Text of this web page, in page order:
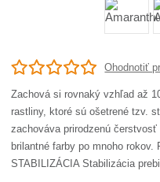
Ohodnotiť
Zachová si rovnaký vzhľad až
rastliny, ktoré sú ošetrené tzv.
zachováva prirodzenú
brilantné farby po mnoho
STABILIZÁCIA Stabilizácia